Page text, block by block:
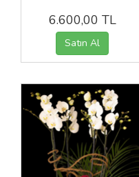
6.600,00 TL